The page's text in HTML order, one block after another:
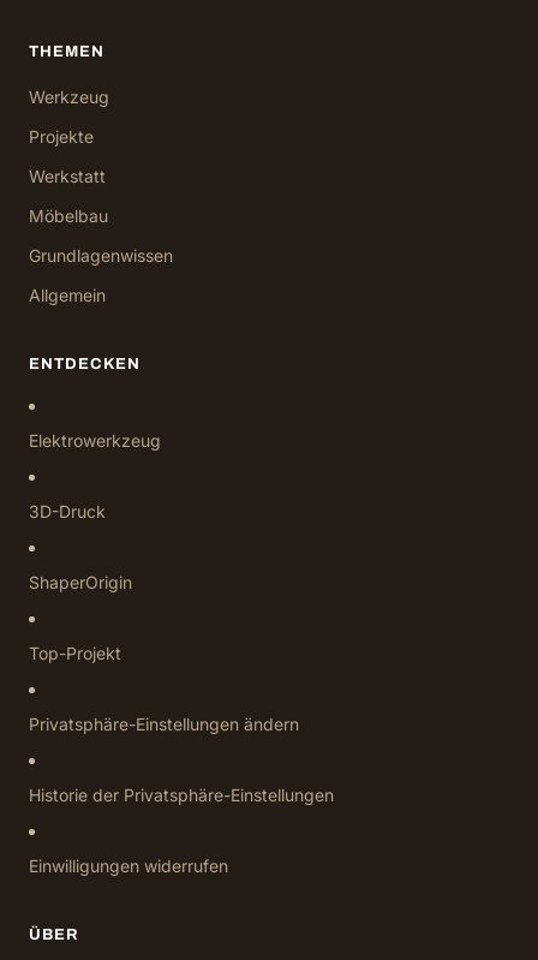
THEMEN
Werkzeug
Projekte
Werkstatt
Möbelbau
Grundlagenwissen
Allgemein
ENTDECKEN
Elektrowerkzeug
3D-Druck
ShaperOrigin
Top-Projekt
Privatsphäre-Einstellungen ändern
Historie der Privatsphäre-Einstellungen
Einwilligungen widerrufen
ÜBER